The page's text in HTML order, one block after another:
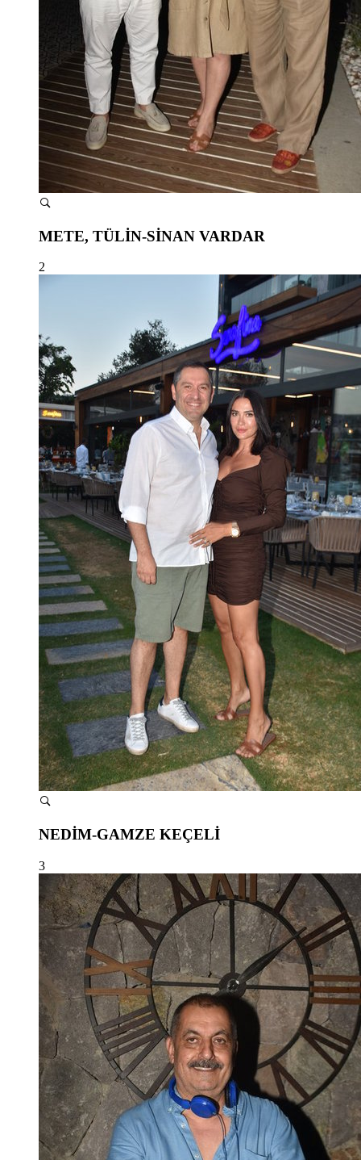
METE, TÜLİN-SİNAN VARDAR
2
NEDİM-GAMZE KEÇELİ
3